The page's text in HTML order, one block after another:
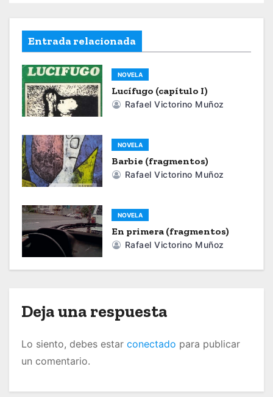
v
e
g
a
c
i
ó
n
d
e
n
r
Entrada relacionada
NOVELA
Lucífugo (capítulo I)
Rafael Victorino Muñoz
NOVELA
Barbie (fragmentos)
Rafael Victorino Muñoz
NOVELA
En primera (fragmentos)
Rafael Victorino Muñoz
Deja una respuesta
Lo siento, debes estar conectado para publicar
un comentario.